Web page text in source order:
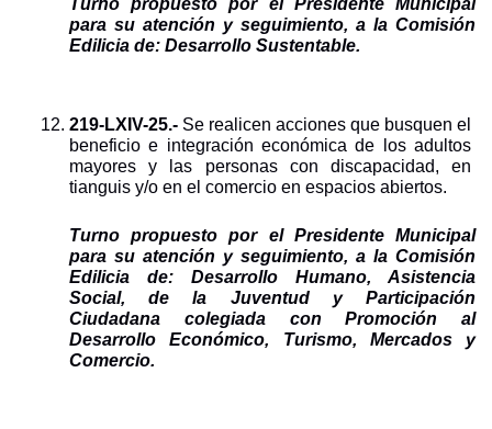
Turno propuesto por el Presidente Municipal
para su atención y seguimiento, a la Comisión
Edilicia de: Desarrollo Sustentable.
219-LXIV-25.- Se realicen acciones que busquen el
beneficio e integración económica de los adultos
mayores y las personas con discapacidad, en
tianguis y/o en el comercio en espacios abiertos.
Turno propuesto por el Presidente Municipal
para su atención y seguimiento, a la Comisión
Edilicia de: Desarrollo Humano, Asistencia
Social, de la Juventud y Participación
Ciudadana colegiada con Promoción al
Desarrollo Económico, Turismo, Mercados y
Comercio.